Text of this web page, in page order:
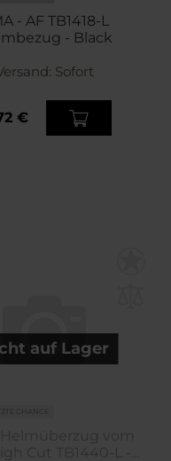
- AF TB1418-L
- Black
Sofort
€
auf Lager